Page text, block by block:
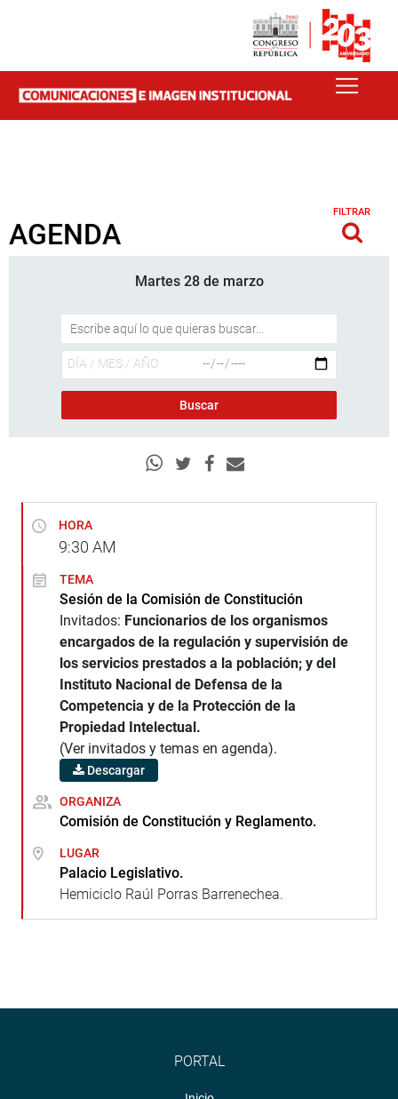
AGENDA
FILTRAR
Martes 28 de marzo
HORA
9:30 AM
TEMA
Sesión de la Comisión de Constitución
Invitados: Funcionarios de los organismos
encargados de la regulación y supervisión de
los servicios prestados a la población; y del
Instituto Nacional de Defensa de la
Competencia y de la Protección de la
Propiedad Intelectual.
(Ver invitados y temas en agenda).
Descargar
ORGANIZA
Comisión de Constitución y Reglamento.
LUGAR
Palacio Legislativo.
Hemiciclo Raúl Porras Barrenechea.
PORTAL